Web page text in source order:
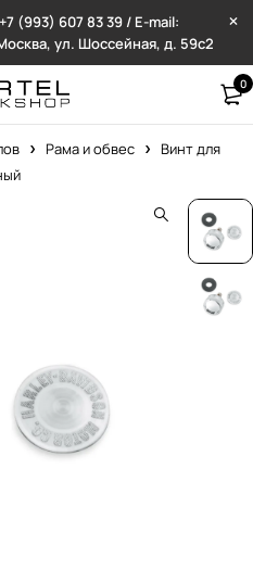
+7 (993) 607 83 39 / E-mail:
ул. Шоссейная, д. 59с2
0
Рама и обвес
Винт для